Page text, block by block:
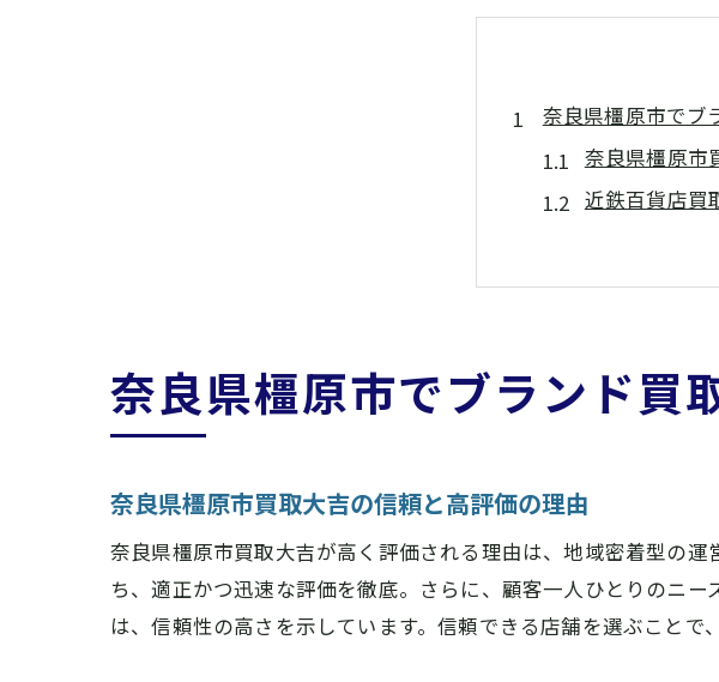
奈良県橿原市でブ
奈良県橿原市
近鉄百貨店買
評判重視な
奈良県橿原市
ブランド買
ブランド品を手放
奈良県橿原市
タイムレス
奈良県橿原市
ブランド買取
奈良県橿原市でブランド買
奈良県橿原市買取大吉の信頼と高評価の理由
奈良県橿原市買取大吉が高く評価される理由は、地域密着型の
ち、適正かつ迅速な評価を徹底。さらに、顧客一人ひとりのニ
は、信頼性の高さを示しています。信頼できる店舗を選ぶことで